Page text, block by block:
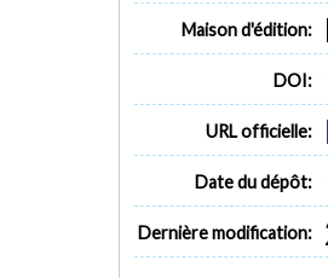
Maison d'édition:
DOI:
URL officielle:
Date du dépôt:
Dernière modification: